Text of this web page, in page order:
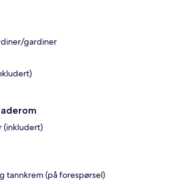
gardiner
(inkludert)
tannkrem (på forespørsel)